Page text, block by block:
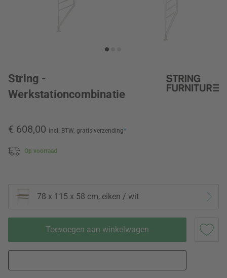
String -
Werkstationcombinatie
€ 608,00 incl. BTW, gratis verzending*
Op voorraad
78 x 115 x 58 cm, eiken / wit
Toevoegen aan winkelwagen